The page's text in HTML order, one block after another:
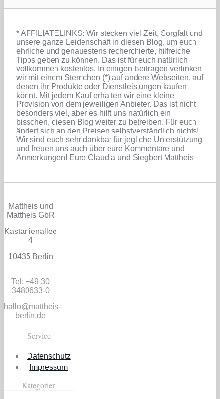
* AFFILIATELINKS: Wir stecken viel Zeit, Sorgfalt und
unsere ganze Leidenschaft in diesen Blog, um euch
ehrliche und genauestens recherchierte, hilfreiche
Tipps geben zu können. Das ist für euch natürlich
vollkommen kostenlos. In einigen Beiträgen verlinken
wir mit einem Sternchen (*) auf andere Webseiten, auf
denen ihr Produkte oder Dienstleistungen kaufen
könnt. Mit jedem Kauf erhalten wir eine kleine
Provision von dem jeweiligen Anbieter. Das ist nicht
besonders viel, aber es hilft uns natürlich ein
bisschen, diesen Blog weiter zu betreiben. Für euch
ändert sich an den Preisen selbstverständlich nichts!
Wir sind euch sehr dankbar für jegliche Unterstützung
und freuen uns auch über eure Kommentare und
Anmerkungen! Eure Claudia und Siegbert Mattheis
Mattheis und
Mattheis GbR
Kastanienallee
4
10435 Berlin
Tel: +49 30
3480633-0
hallo@mattheis-
berlin.de
Service
Datenschutz
Impressum
Kategorien